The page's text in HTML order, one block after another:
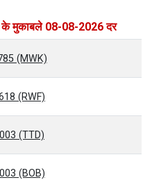
के मुकाबले 08-08-2026 दर
(MWK)
(RWF)
(TTD)
(BOB)